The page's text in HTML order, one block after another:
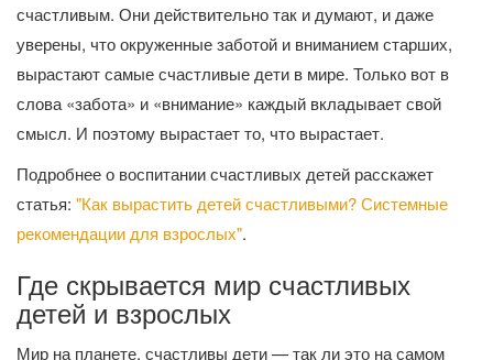
счастливым. Они действительно так и думают, и даже
уверены, что окруженные заботой и вниманием старших,
вырастают самые счастливые дети в мире. Только вот в
слова «забота» и «внимание» каждый вкладывает свой
смысл. И поэтому вырастает то, что вырастает.
Подробнее о воспитании счастливых детей расскажет
статья: "Как вырастить детей счастливыми? Системные
рекомендации для взрослых".
Где скрывается мир счастливых
детей и взрослых
Мир на планете, счастливы дети — так ли это на самом